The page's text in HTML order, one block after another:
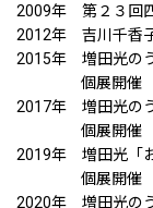
2009年 第２３回
2012年 吉川千香
2015年 増田光の
個展開催 アー
2017年 増田光の
個展開催 アー
2019年 増田光「
個展開催 六本
2020年 増田光の